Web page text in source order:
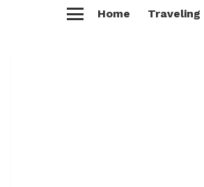
Home Traveling